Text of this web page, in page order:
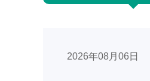
2026年08月06日